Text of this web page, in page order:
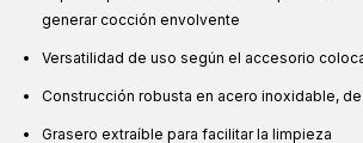
generar cocción envolvente
Versatilidad de uso según el accesorio
Construcción robusta en acero inoxidable,
Grasero extraíble para facilitar la limpieza